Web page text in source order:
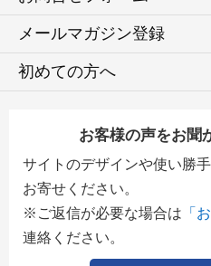
メールマガジン登録
初めての方へ
お客様の声をお聞
サイトのデザインや使い勝
お寄せください。
※ご返信が必要な場合は 「
連絡ください。